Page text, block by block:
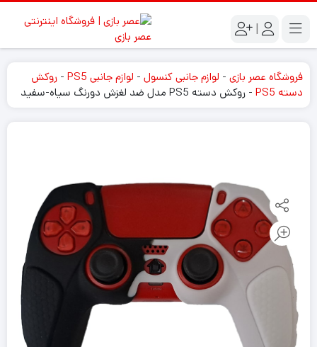
|
فروشگاه عصر بازی - لوازم جانبی کنسول - لوازم جانبی PS5 - روکش
دسته PS5
- روکش دسته PS5 مدل ضد لغزش دورنگ سیاه-سفید